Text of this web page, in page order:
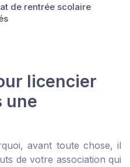
de rentrée scolaire
licencier
une
avant toute chose, il
de votre association qui